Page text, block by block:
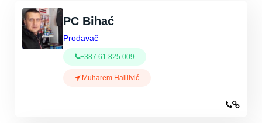
PC Bihać
Prodavač
+387 61 825 009
Muharem Halilivić